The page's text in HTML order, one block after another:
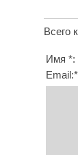
Всего
Имя *:
Email:*